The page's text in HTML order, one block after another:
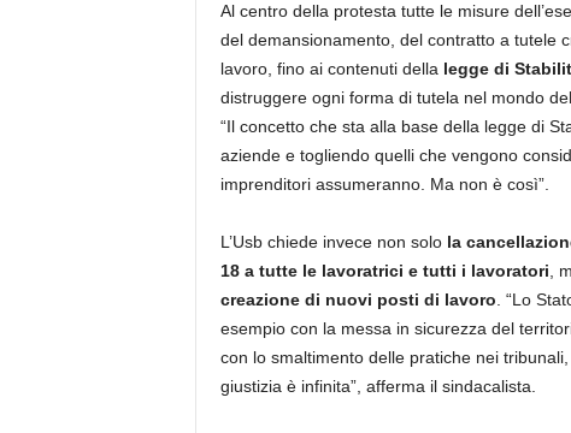
Al centro della protesta tutte le misure
del demansionamento, del contratto a tutele
lavoro, fino ai contenuti della legge di
distruggere ogni forma di tutela nel mondo
“Il concetto che sta alla base della legge di
aziende e togliendo quelli che vengono
imprenditori assumeranno. Ma non è così”.
L’Usb chiede invece non solo la
18 a tutte le lavoratrici e tutti i lavoratori ,
creazione di nuovi posti di lavoro . “Lo
esempio con la messa in sicurezza del
con lo smaltimento delle pratiche nei
giustizia è infinita”, afferma il sindacalista.